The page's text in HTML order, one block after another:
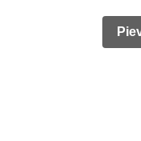
was: